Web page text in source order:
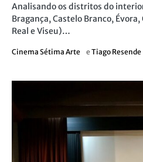
Analisando os distritos do
Bragança, Castelo Branco,
Real e Viseu)…
Cinema Sétima Arte e Tiago Resende